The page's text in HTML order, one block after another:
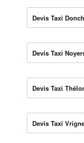
Devis Taxi
Devis Taxi
Devis Taxi
Devis Taxi